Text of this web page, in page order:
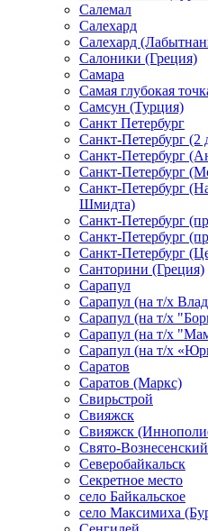
Салемал
Салехард
Салехард
Салоники (Греция)
Самара
Самая глубокая
Самсун (Турция)
Санкт Петербург
Санкт-Петербург (2
Санкт-Петербург
Санкт-Петербург
Санкт-Петербург
Шмидта)
Санкт-Петербург
Санкт-Петербург
Санкт-Петербург
Санторини (Греция)
Сарапул
Сарапул (на т/х
Сарапул (на т/х
Сарапул (на т/х
Сарапул (на т/х
Саратов
Саратов (Маркс)
Свирьстрой
Свияжск
Свияжск
Свято-
Северобайкальск
Секретное место
село Байкальское
село Максимиха